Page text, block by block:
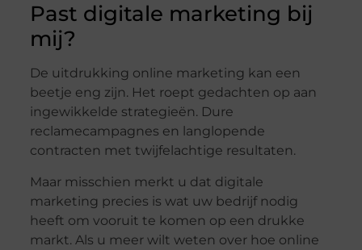
Past digitale marketing bij
mij?
De uitdrukking online marketing kan een
beetje eng zijn. Het roept gedachten op aan
ingewikkelde strategieën. Dure
reclamecampagnes en langlopende
contracten met twijfelachtige resultaten.
Maar misschien merkt u dat digitale
marketing precies is wat uw bedrijf nodig
heeft om vooruit te komen op een drukke
markt. Als u meer wilt weten over hoe online